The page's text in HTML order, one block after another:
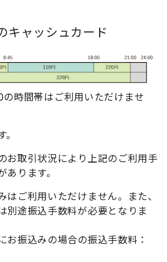
キャッシュカード
時間帯はご利用いただけませ
お取引状況により上記のご利用手
ります。
はご利用いただけません。また、
別途振込手数料が必要となりま
お振込みの場合の振込手数料：